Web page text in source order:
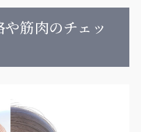
筋肉のチェッ